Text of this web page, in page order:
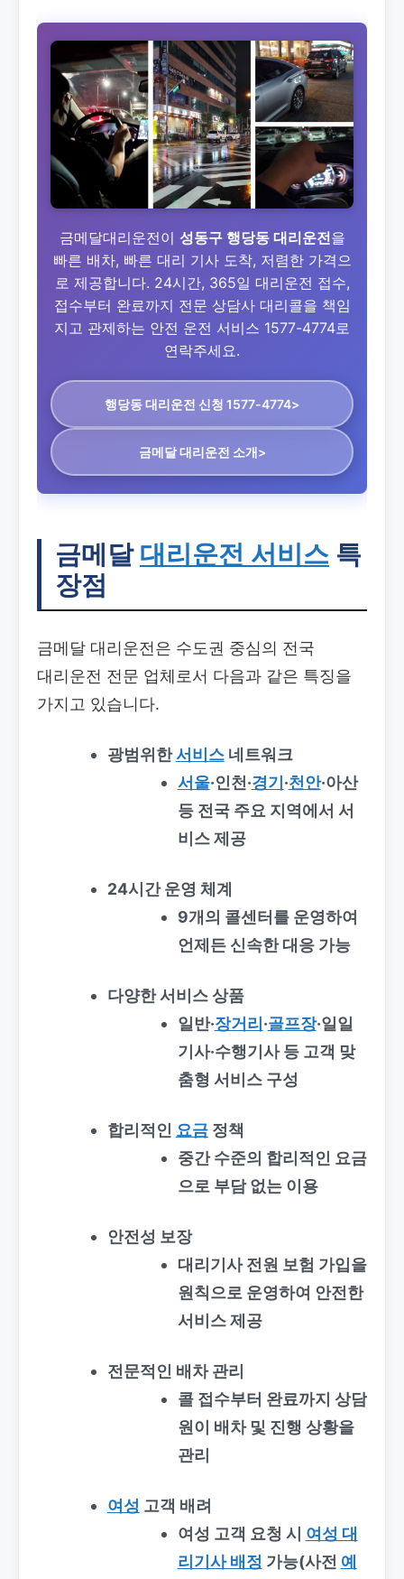
금메달대리운전이 성동구 행당동 대리운전을
빠른 배차, 빠른 대리 기사 도착, 저렴한 가격으
로 제공합니다. 24시간, 365일 대리운전 접수,
접수부터 완료까지 전문 상담사 대리콜을 책임
지고 관제하는 안전 운전 서비스 1577-4774로
연락주세요.
행당동 대리운전 신청 1577-4774>
금메달 대리운전 소개>
금메달 대리운전 서비스 특
장점
금메달 대리운전은 수도권 중심의 전국
대리운전 전문 업체로서 다음과 같은 특징을
가지고 있습니다.
광범위한서비스네트워크
서울·인천·경기·천안·아산
등 전국 주요 지역에서 서
비스 제공
24시간 운영 체계
9개의 콜센터를 운영하여
언제든 신속한 대응 가능
다양한 서비스 상품
일반·장거리·골프장·일일
기사·수행기사 등 고객 맞
춤형 서비스 구성
합리적인 요금정책
중간 수준의 합리적인 요금
으로 부담 없는 이용
안전성 보장
대리기사 전원 보험 가입을
원칙으로 운영하여 안전한
서비스 제공
전문적인 배차 관리
콜 접수부터 완료까지 상담
원이 배차 및 진행 상황을
관리
여성 고객 배려
여성 고객 요청 시 여성 대
리기사 배정 가능(사전 예